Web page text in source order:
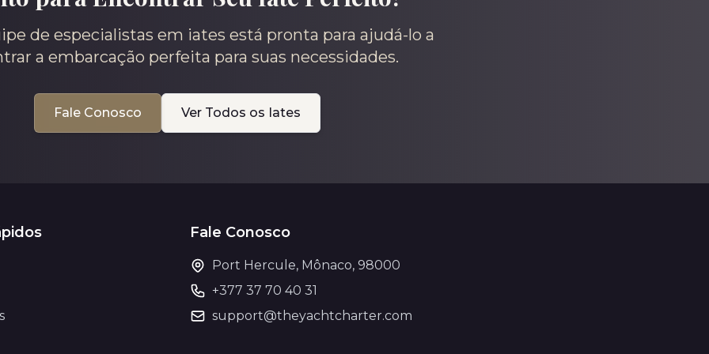
de especialistas em iates está pronta para ajudá-lo a
a embarcação perfeita para suas necessidades.
Fale Conosco Ver Todos os Iates
Fale Conosco
Port Hercule, Mônaco, 98000
+377 37 70 40 31
support@theyachtcharter.com